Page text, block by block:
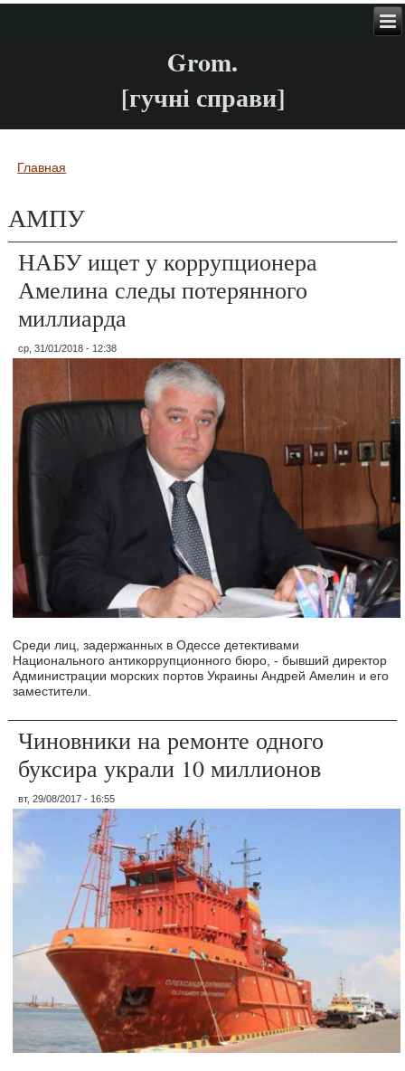
Grom.
[гучні справи]
Вы здесь
Главная
АМПУ
НАБУ ищет у коррупционера
Амелина следы потерянного
миллиарда
ср, 31/01/2018 - 12:38
Среди лиц, задержанных в Одессе детективами
Национального антикоррупционного бюро, - бывший директор
Администрации морских портов Украины Андрей Амелин и его
заместители.
Чиновники на ремонте одного
буксира украли 10 миллионов
вт, 29/08/2017 - 16:55